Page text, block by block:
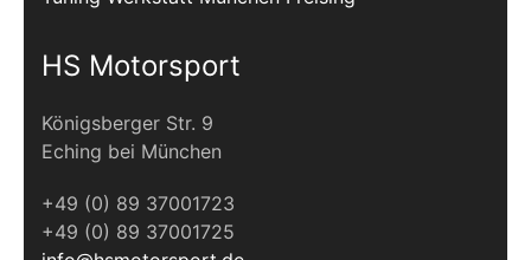
HS Motorsport
Königsberger Str. 9
Eching bei München
+49 (0) 89 37001723
+49 (0) 89 37001725